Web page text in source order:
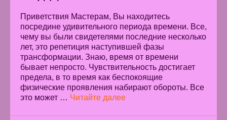
Приветствия Мастерам, Вы находитесь
посредине удивительного периода времени. Все,
чему вы были свидетелями последние несколько
лет, это репетиция наступившей фазы
трансформации. Знаю, время от времени
бывает непросто. Чувствительность достигает
предела, в то время как беспокоящие
физические проявления набирают обороты. Все
это может … Читайте далее